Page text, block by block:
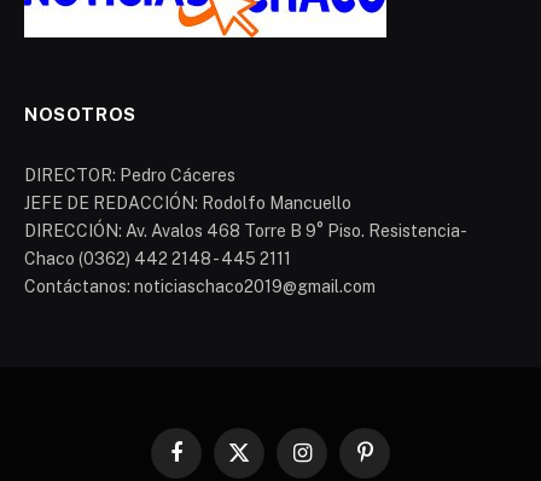
NOSOTROS
DIRECTOR: Pedro Cáceres
JEFE DE REDACCIÓN: Rodolfo Mancuello
DIRECCIÓN: Av. Avalos 468 Torre B 9° Piso. Resistencia-
Chaco (0362) 442 2148 - 445 2111
Contáctanos: noticiaschaco2019@gmail.com
Facebook
X
InstagramPinterest